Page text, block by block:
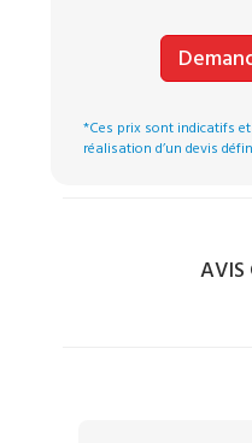
*Ces prix sont indicatifs
réalisation d’un devis
AVIS